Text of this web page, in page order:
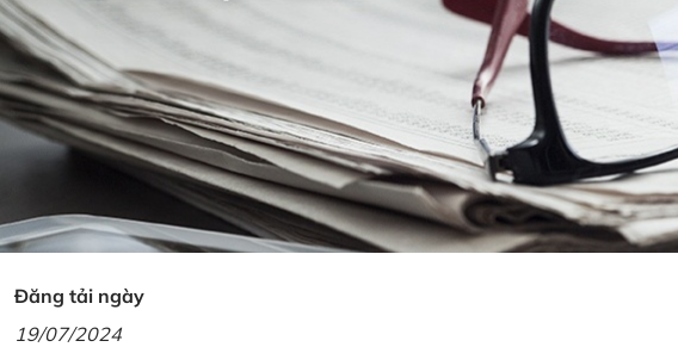
Đăng tải ngày
19/07/2024